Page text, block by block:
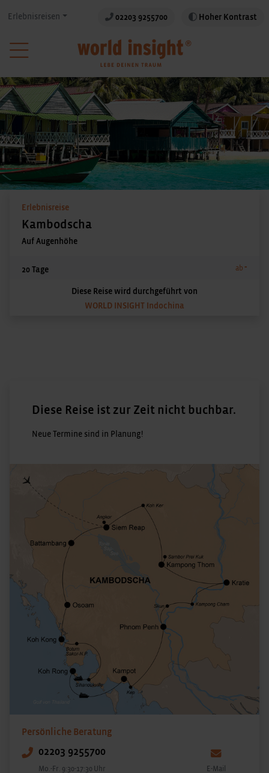
Erlebnisreisen 02203 9255700 Hoher Kontrast
Erlebnisreise
Kambodscha
Auf Augenhöhe
20 Tage ab -
Diese Reise wird durchgeführt von
WORLD INSIGHT Indochina
Diese Reise ist zur Zeit nicht buchbar.
Neue Termine sind in Planung!
Persönliche Beratung
02203 9255700
Mo.-Fr. 9:30-17:30 Uhr E-Mail